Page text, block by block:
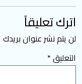
اترك تعليقاً
لن يتم نشر عنوان بريدك
التعليق*